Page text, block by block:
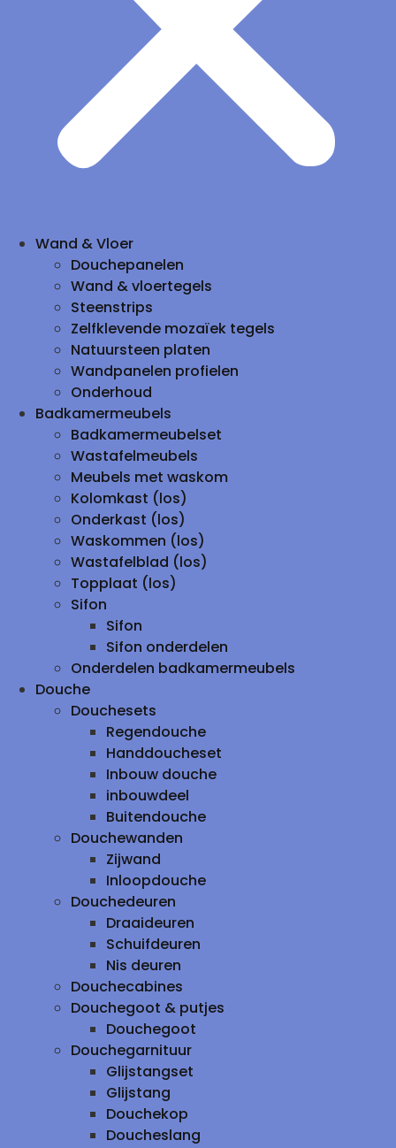
Wand & Vloer
Douchepanelen
Wand & vloertegels
Steenstrips
Zelfklevende mozaïek tegels
Natuursteen platen
Wandpanelen profielen
Onderhoud
Badkamermeubels
Badkamermeubelset
Wastafelmeubels
Meubels met waskom
Kolomkast (los)
Onderkast (los)
Waskommen (los)
Wastafelblad (los)
Topplaat (los)
Sifon
Sifon
Sifon onderdelen
Onderdelen badkamermeubels
Douche
Douchesets
Regendouche
Handdoucheset
Inbouw douche
inbouwdeel
Buitendouche
Douchewanden
Zijwand
Inloopdouche
Douchedeuren
Draaideuren
Schuifdeuren
Nis deuren
Douchecabines
Douchegoot & putjes
Douchegoot
Douchegarnituur
Glijstangset
Glijstang
Douchekop
Doucheslang